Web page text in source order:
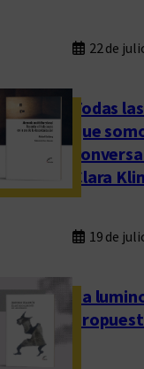
22 de
Todas
que
Clara
19 de
La